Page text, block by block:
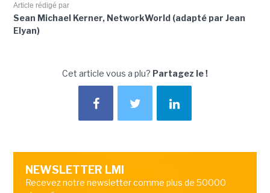
Article rédigé par
Sean Michael Kerner, NetworkWorld (adapté par Jean
Elyan)
Cet article vous a plu? Partagez le !
NEWSLETTER LMI
Recevez notre newsletter comme plus de 50000